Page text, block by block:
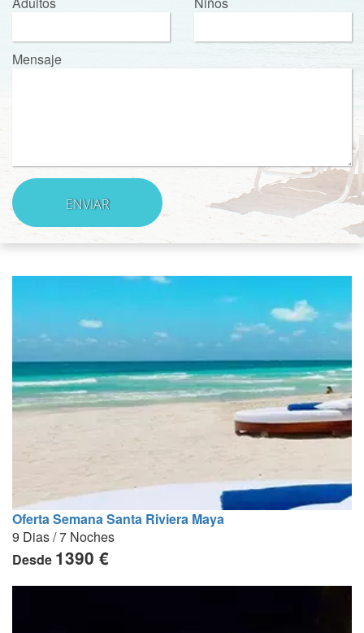
Mensaje
Oferta Semana Santa Riviera Maya
9 Dias / 7 Noches
Desde 1390 €